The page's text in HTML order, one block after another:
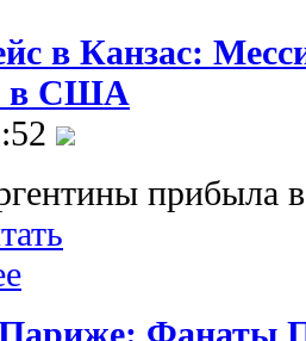
в Канзас:
в США
прибыла
Париже: Фанаты